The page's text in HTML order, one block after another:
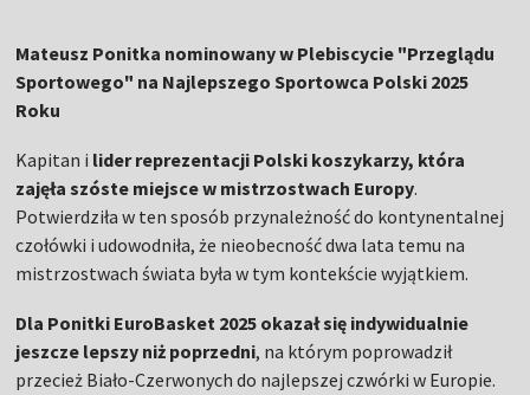
Mateusz Ponitka nominowany w Plebiscycie "Przeglądu
Sportowego" na Najlepszego Sportowca Polski 2025
Roku
Kapitan i lider reprezentacji Polski koszykarzy, która
zajęła szóste miejsce w mistrzostwach Europy.
Potwierdziła w ten sposób przynależność do kontynentalnej
czołówki i udowodniła, że nieobecność dwa lata temu na
mistrzostwach świata była w tym kontekście wyjątkiem.
Dla Ponitki EuroBasket 2025 okazał się indywidualnie
jeszcze lepszy niż poprzedni, na którym poprowadził
przecież Biało-Czerwonych do najlepszej czwórki w Europie.